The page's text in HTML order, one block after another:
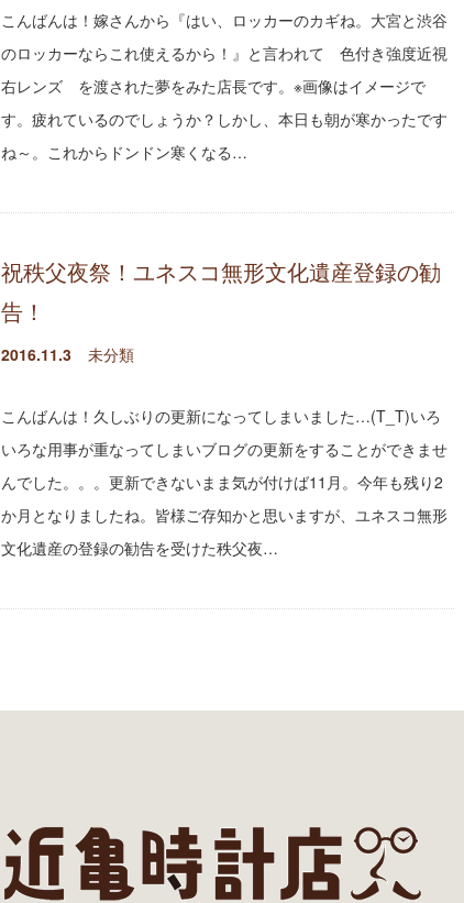
こんばんは！嫁さんから『はい、ロッカーのカギね。大宮と渋谷
のロッカーならこれ使えるから！』と言われて 色付き強度近視
右レンズ を渡された夢をみた店長です。※画像はイメージで
す。疲れているのでしょうか？しかし、本日も朝が寒かったです
ね～。これからドンドン寒くなる…
祝秩父夜祭！ユネスコ無形文化遺産登録の勧
告！
2016.11.3 未分類
こんばんは！久しぶりの更新になってしまいました…(T_T)いろ
いろな用事が重なってしまいブログの更新をすることができませ
んでした。。。更新できないまま気が付けば11月。今年も残り2
か月となりましたね。皆様ご存知かと思いますが、ユネスコ無形
文化遺産の登録の勧告を受けた秩父夜…